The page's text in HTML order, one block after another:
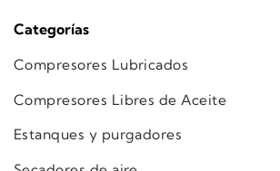
Categorías
Compresores Lubricados
Compresores Libres de Aceite
Estanques y purgadores